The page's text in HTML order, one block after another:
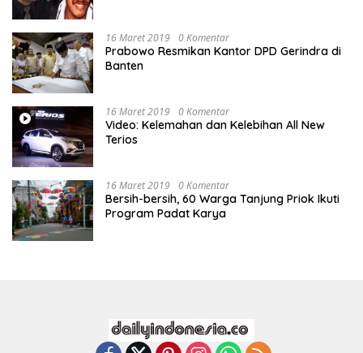
16 Maret 2019 0 Komentar
Prabowo Resmikan Kantor DPD Gerindra di
Banten
16 Maret 2019 0 Komentar
Video: Kelemahan dan Kelebihan All New
Terios
16 Maret 2019 0 Komentar
Bersih-bersih, 60 Warga Tanjung Priok Ikuti
Program Padat Karya